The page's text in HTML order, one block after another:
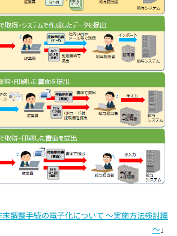
末調整手続の電子化について ～実施方法検討編
～ 」